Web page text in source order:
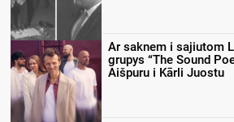
Ar saknem i sajiutom
grupys “The Sound
Aišpuru i Kārli Juostu